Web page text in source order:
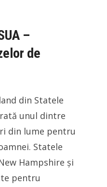
–
de
din Statele
unul dintre
din lume pentru
Statele
Hampshire și
pentru